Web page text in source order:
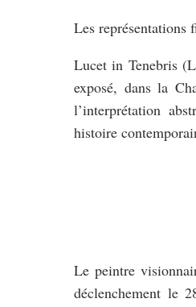
Les représentations
Lucet in Tenebris
exposé, dans la
l’interprétation
histoire
Le peintre
déclenchement le